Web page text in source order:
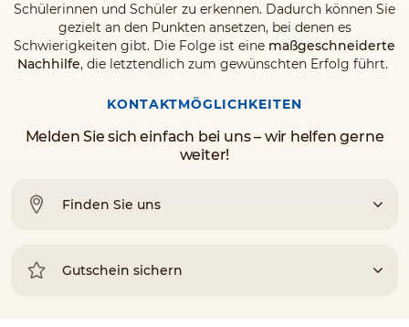
Schülerinnen und Schüler zu erkennen. Dadurch können Sie
gezielt an den Punkten ansetzen, bei denen es
Schwierigkeiten gibt. Die Folge ist eine maßgeschneiderte
Nachhilfe, die letztendlich zum gewünschten Erfolg führt.
KONTAKTMÖGLICHKEITEN
Melden Sie sich einfach bei uns – wir helfen gerne
weiter!
Finden Sie uns
Gutschein sichern